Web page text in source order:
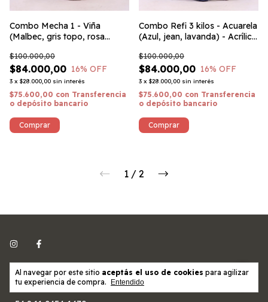
Al navegar por este sitio aceptás el uso de cookies para agilizar
tu experiencia de compra.
Entendido
Combo Mecha 1 - Viña
(Malbec, gris topo, rosa
$84.000,00
$100.000,00
16% OFF
3 x $28.000,00 sin interés
$75.600,00 con Transferencia
o depósito bancario
Combo Refi 3 kilos - Acuarela
(Azul, jean, lavanda) - Acrílico
$84.000,00
$100.000,00
16% OFF
3 x $28.000,00 sin interés
$75.600,00 con Transferencia
o depósito bancario
1 / 2
5491124541470